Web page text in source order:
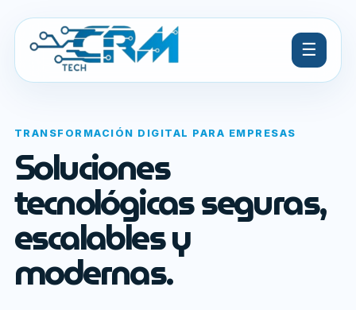
☰
TRANSFORMACIÓN DIGITAL PARA EMPRESAS
Soluciones
tecnológicas seguras,
escalables y
modernas.